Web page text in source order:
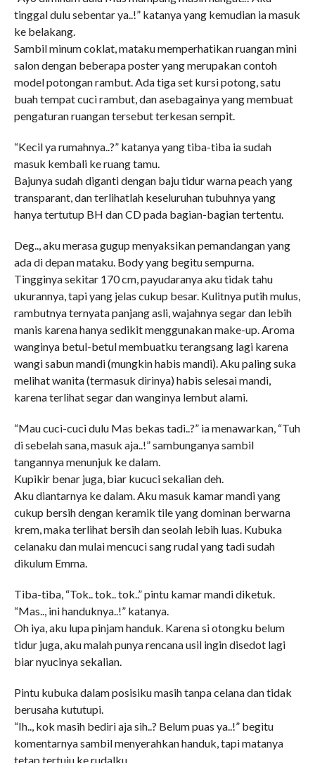
tinggal dulu sebentar ya..!” katanya yang kemudian ia masuk
ke belakang.
Sambil minum coklat, mataku memperhatikan ruangan mini
salon dengan beberapa poster yang merupakan contoh
model potongan rambut. Ada tiga set kursi potong, satu
buah tempat cuci rambut, dan asebagainya yang membuat
pengaturan ruangan tersebut terkesan sempit.
“Kecil ya rumahnya..?” katanya yang tiba-tiba ia sudah
masuk kembali ke ruang tamu.
Bajunya sudah diganti dengan baju tidur warna peach yang
transparant, dan terlihatlah keseluruhan tubuhnya yang
hanya tertutup BH dan CD pada bagian-bagian tertentu.
Deg.., aku merasa gugup menyaksikan pemandangan yang
ada di depan mataku. Body yang begitu sempurna.
Tingginya sekitar 170 cm, payudaranya aku tidak tahu
ukurannya, tapi yang jelas cukup besar. Kulitnya putih mulus,
rambutnya ternyata panjang asli, wajahnya segar dan lebih
manis karena hanya sedikit menggunakan make-up. Aroma
wanginya betul-betul membuatku terangsang lagi karena
wangi sabun mandi (mungkin habis mandi). Aku paling suka
melihat wanita (termasuk dirinya) habis selesai mandi,
karena terlihat segar dan wanginya lembut alami.
“Mau cuci-cuci dulu Mas bekas tadi..?” ia menawarkan, “Tuh
di sebelah sana, masuk aja..!” sambunganya sambil
tangannya menunjuk ke dalam.
Kupikir benar juga, biar kucuci sekalian deh.
Aku diantarnya ke dalam. Aku masuk kamar mandi yang
cukup bersih dengan keramik tile yang dominan berwarna
krem, maka terlihat bersih dan seolah lebih luas. Kubuka
celanaku dan mulai mencuci sang rudal yang tadi sudah
dikulum Emma.
Tiba-tiba, “Tok.. tok.. tok..” pintu kamar mandi diketuk.
“Mas.., ini handuknya..!” katanya.
Oh iya, aku lupa pinjam handuk. Karena si otongku belum
tidur juga, aku malah punya rencana usil ingin disedot lagi
biar nyucinya sekalian.
Pintu kubuka dalam posisiku masih tanpa celana dan tidak
berusaha kututupi.
“Ih.., kok masih bediri aja sih..? Belum puas ya..!” begitu
komentarnya sambil menyerahkan handuk, tapi matanya
tetap tertuju ke rudalku.